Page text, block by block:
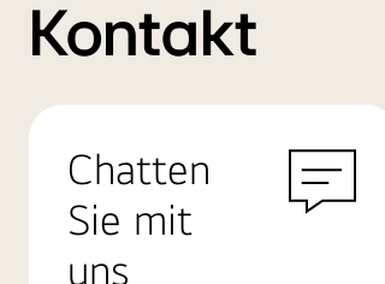
Kontakt
Chatten
Sie mit
uns